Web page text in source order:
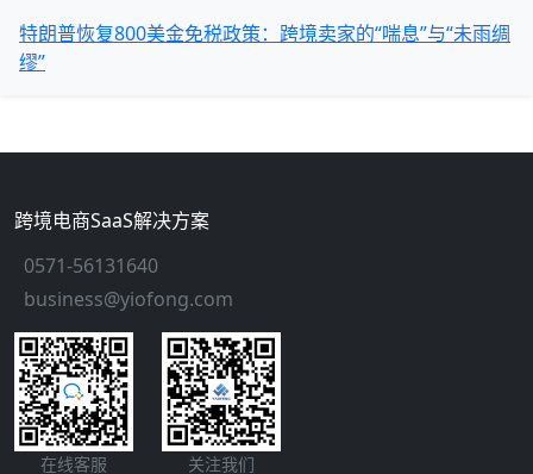
特朗普恢复800美金免税政策：跨境卖家的“喘息”与“未雨绸
缪”
跨境电商SaaS解决方案
0571-56131640
business@yiofong.com
在线客服 关注我们